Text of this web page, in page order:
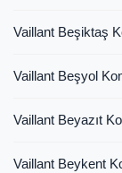
Vaillant Beşiktaş
Vaillant Beşyol
Vaillant Beyazıt
Vaillant Beykent